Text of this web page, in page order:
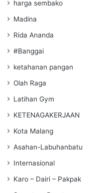
harga sembako
Madina
Rida Ananda
#Banggai
ketahanan pangan
Olah Raga
Latihan Gym
KETENAGAKERJAAN
Kota Malang
Asahan-Labuhanbatu
Internasional
Karo – Dairi – Pakpak